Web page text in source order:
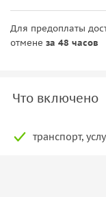
Для предоплаты
отмене за 48 часов
Что включено
транспорт,